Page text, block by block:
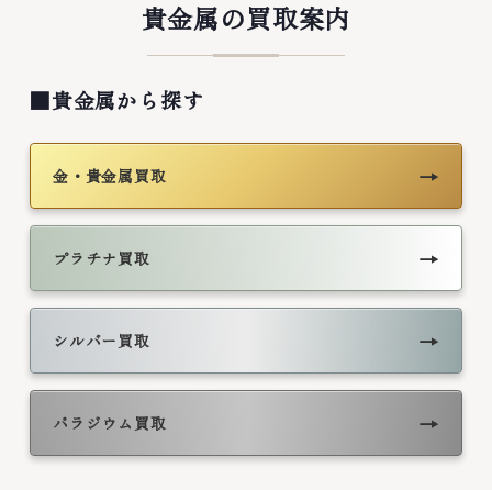
貴金属の買取案内
■貴金属から探す
金・貴金属買取 →
プラチナ買取 →
シルバー買取 →
パラジウム買取 →